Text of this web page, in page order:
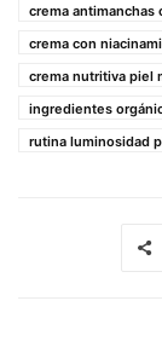
crema antimanchas
crema con
crema nutritiva piel
ingredientes
rutina luminosidad